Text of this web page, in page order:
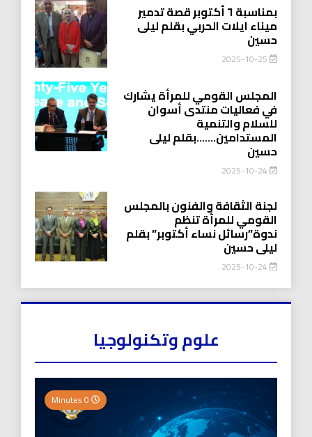
بمناسبة ٦ أكتوبر قصة تدمير
ميناء ايلات الحربي بقلم ليلى
حسين
2025-10-25
المجلس القومي للمرأة يشارك
في فعاليات منتدى أسوان
للسلام والتنمية
المستدامين…….بقلم ليلى
حسين
2025-10-24
لجنة الثقافة والفنون بالمجلس
القومي للمرأة تنظم
ندوة”رسائل نساء أكتوبر” بقلم
ليلى حسين
2025-10-24
علوم وتكنولوجيا